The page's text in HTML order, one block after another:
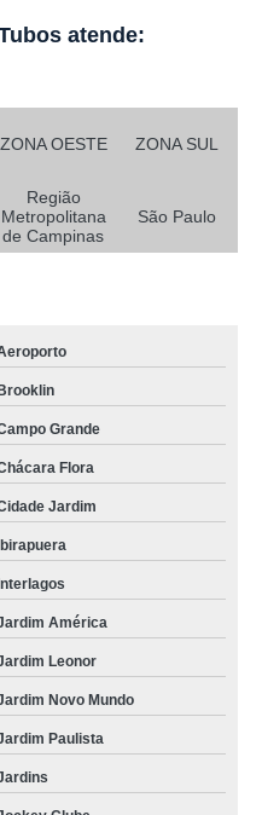
atende:
ZONA OESTE ZONA SUL
Região
Metropolitana
de Campinas
São Paulo
Brooklin
Grande
Flora
Jardim
Ibirapuera
Interlagos
América
Leonor
Novo Mundo
Paulista